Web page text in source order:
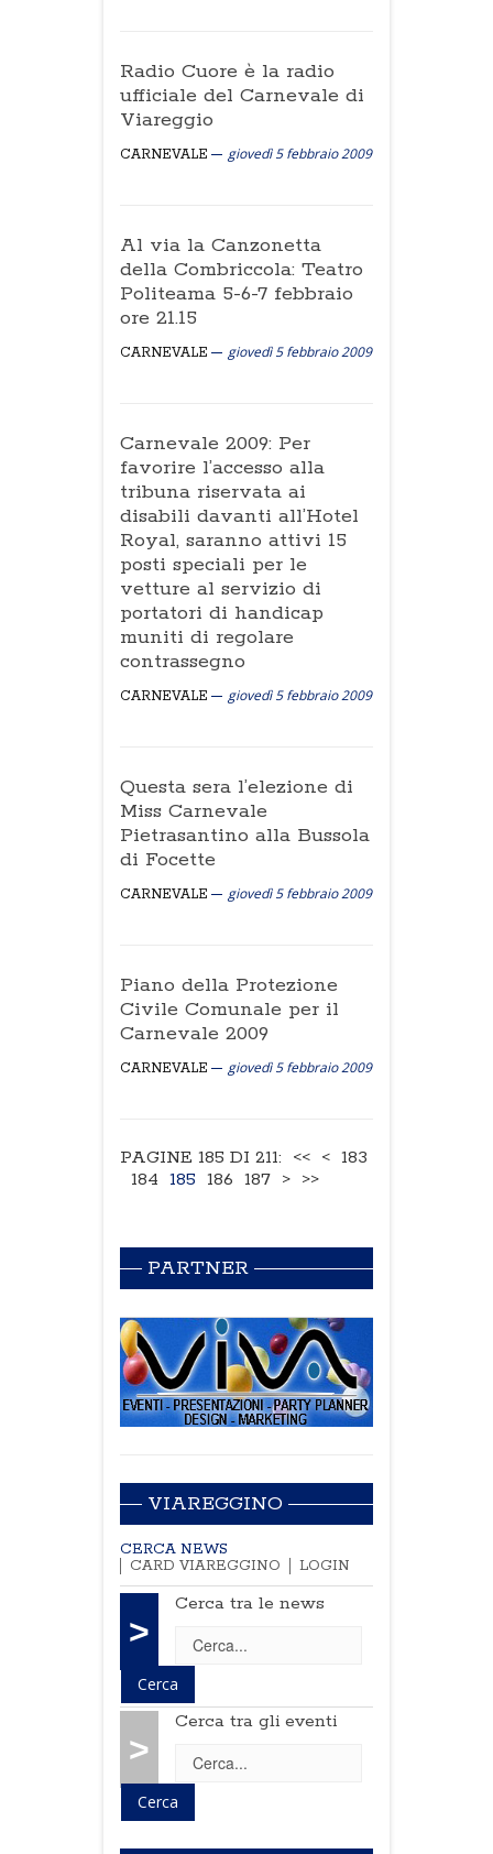
Radio Cuore è la radio
ufficiale del Carnevale di
Viareggio
CARNEVALE giovedì 5 febbraio 2009
Al via la Canzonetta
della Combriccola: Teatro
Politeama 5-6-7 febbraio
ore 21.15
CARNEVALE giovedì 5 febbraio 2009
Carnevale 2009: Per
favorire l’accesso alla
tribuna riservata ai
disabili davanti all’Hotel
Royal, saranno attivi 15
posti speciali per le
vetture al servizio di
portatori di handicap
muniti di regolare
contrassegno
CARNEVALE giovedì 5 febbraio 2009
Questa sera l’elezione di
Miss Carnevale
Pietrasantino alla Bussola
di Focette
CARNEVALE giovedì 5 febbraio 2009
Piano della Protezione
Civile Comunale per il
Carnevale 2009
CARNEVALE giovedì 5 febbraio 2009
PAGINE 185 DI 211: << < 183
184 185 186 187 > >>
PARTNER
VIAREGGINO
CERCA NEWS
CARD VIAREGGINO
LOGIN
>
Cerca tra le news
>
Cerca tra gli eventi